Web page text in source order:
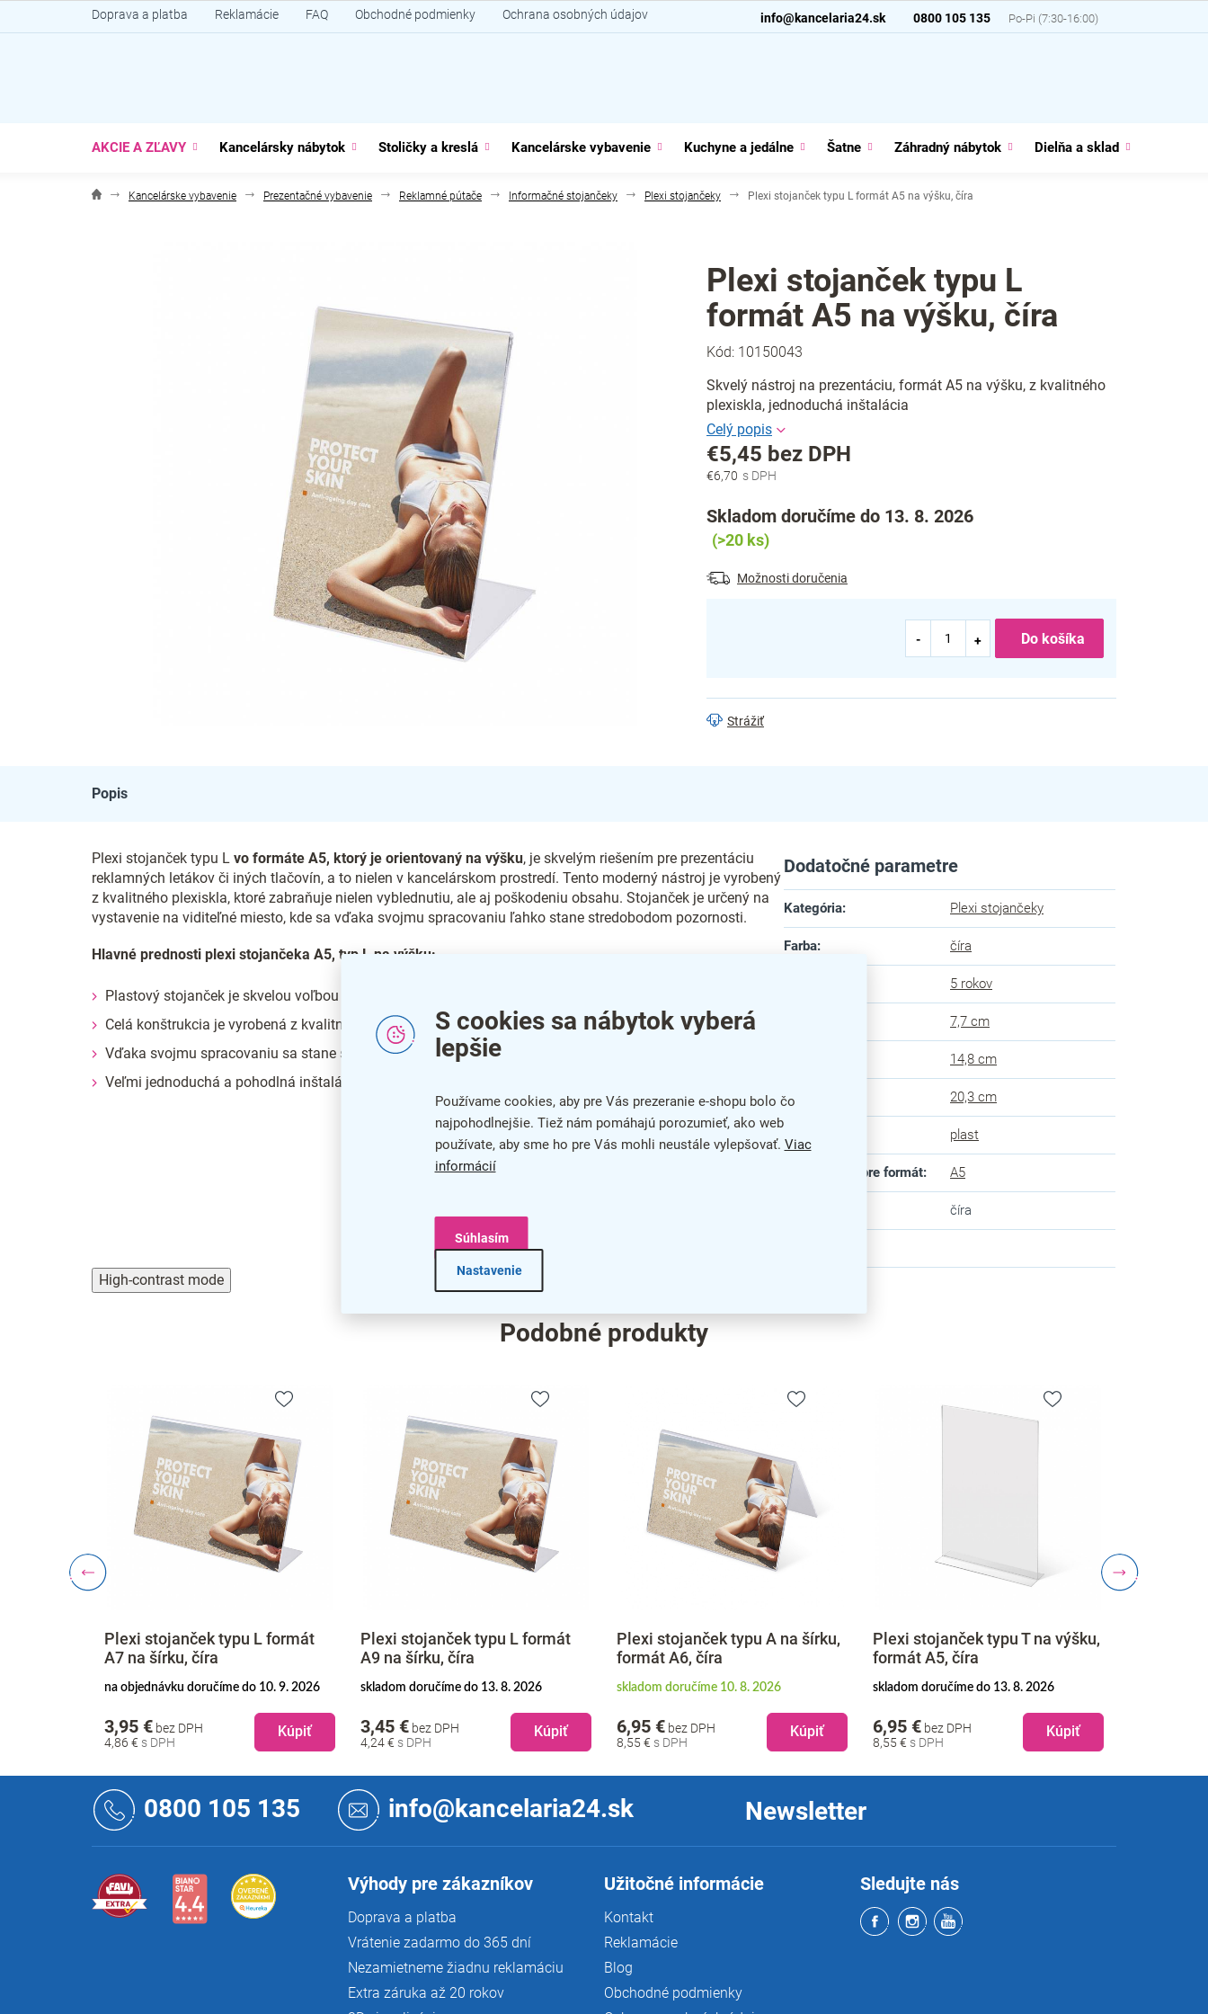
S cookies sa nábytok vyberá
lepšie
Používame cookies, aby pre Vás prezeranie e-shopu bolo čo
najpohodlnejšie. Tiež nám pomáhajú porozumieť, ako web
používate, aby sme ho pre Vás mohli neustále vylepšovať. Viac
informácií
Nastavenie
Súhlasím
na
0800 105 135
info@kancelaria24.sk
Doprava a platba Reklamácie FAQ Obchodné podmienky Ochrana osobných údajov
AKCIE A ZĽAVY Kancelársky nábytok Stoličky a kreslá Kancelárske vybavenie Kuchyne a jedálne Šatne Záhradný nábytok Dielňa a sklad
Kancelárske vybavenie Prezentačné vybavenie Reklamné pútače Informačné stojančeky Plexi stojančeky Plexi stojanček typu L formát A5 na výšku, číra
Plexi stojanček typu L
formát A5 na výšku, číra
Kód: 10150043
Skvelý nástroj na prezentáciu, formát A5 na výšku, z kvalitného
plexiskla, jednoduchá inštalácia
€6,70
€5,45 bez DPH
Jednotková
Skladom doručíme do 13. 8. 2026
(>20 ks)
Možnosti doručenia
Do košíka
Strážiť
Popis
Plexi stojanček typu L vo formáte A5, ktorý je orientovaný na výšku, je skvelým riešením pre prezentáciu
reklamných letákov či iných tlačovín, a to nielen v kancelárskom prostredí. Tento moderný nástroj je vyrobený
z kvalitného plexiskla, ktoré zabraňuje nielen vyblednutiu, ale aj poškodeniu obsahu. Stojanček je určený na
vystavenie na viditeľné miesto, kde sa vďaka svojmu spracovaniu ľahko stane stredobodom pozornosti.
Hlavné prednosti plexi stojančeka A5, typ L na výšku:
Plastový stojanček je skvelou voľbou pre prezentáciu tlačovín
Celá konštrukcia je vyrobená z kvalitného plexiskla
Vďaka svojmu spracovaniu sa stane stredobodom pozornosti
Veľmi jednoduchá a pohodlná inštalácia letáku
Dodatočné parametre
Kategória: Plexi stojančeky
Farba: číra
5 rokov
7,7 cm
14,8 cm
Výška 20,3 cm
plast
Uspôsobené pre formát: A5
číra
High-contrast mode
Podobné produkty
Plexi stojanček typu L formát
A7 na šírku, číra
na objednávku doručíme do 10. 9. 2026
4,86 €
3,95 € bez DPH Kúpiť
Plexi stojanček typu L formát
A9 na šírku, číra
skladom doručíme do 13. 8. 2026
4,24 €
3,45 € bez DPH Kúpiť
Plexi stojanček typu A na šírku,
formát A6, číra
skladom doručíme 10. 8. 2026
8,55 €
6,95 € bez DPH Kúpiť
Plexi stojanček typu T na výšku,
formát A5, číra
skladom doručíme do 13. 8. 2026
8,55 €
6,95 € bez DPH Kúpiť
0800 105 135 info@kancelaria24.sk Newsletter
Výhody pre zákazníkov
Doprava a platba
Vrátenie zadarmo do 365 dní
Nezamietneme žiadnu reklamáciu
Extra záruka až 20 rokov
Užitočné informácie
Kontakt
Reklamácie
Blog
Obchodné podmienky
Sledujte nás